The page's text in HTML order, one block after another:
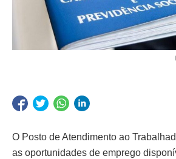
O Posto de Atendimento ao
as oportunidades de emprego